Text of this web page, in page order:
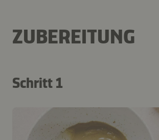
ZUBEREITUNG
Schritt 1